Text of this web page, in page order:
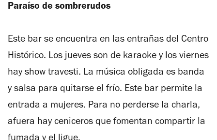
5
Paraíso de sombrerudos
Este bar se encuentra en las entrañas del Centro
Histórico. Los jueves son de karaoke y los viernes
hay show travesti. La música obligada es banda
y salsa para quitarse el frío. Este bar permite la
entrada a mujeres. Para no perderse la charla,
afuera hay ceniceros que fomentan compartir la